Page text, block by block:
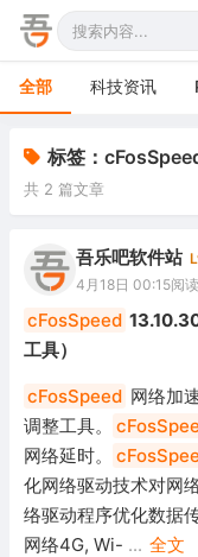
全部 科技资讯
办公软件
网络软件
图形图像
游戏娱乐
安全防御
系统下载
系统工具
手机软件
电视软件
车机软件
标签：
共 2 篇文章
吾乐吧软件站
4月18日 00:15阅
cFosSpeed
工具）
cFosSpeed 网络加
调整工具。
网络延时。
化网络驱动技术对网
络驱动程序优化数据
网络4G, Wi- ... 全文